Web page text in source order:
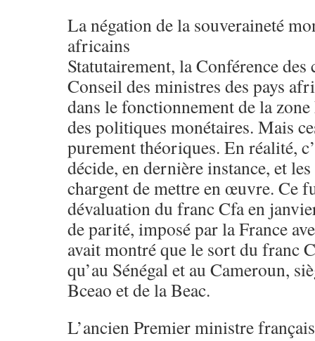
La négation de la souveraineté
africains
Statutairement, la Conférence des
Conseil des ministres des pays
dans le fonctionnement de la
des politiques monétaires. Mais
purement théoriques. En réalité,
décide, en dernière instance, et
chargent de mettre en œuvre. Ce
dévaluation du franc Cfa en
de parité, imposé par la France
avait montré que le sort du franc
qu’au Sénégal et au Cameroun,
Bceao et de la Beac.
L’ancien Premier ministre